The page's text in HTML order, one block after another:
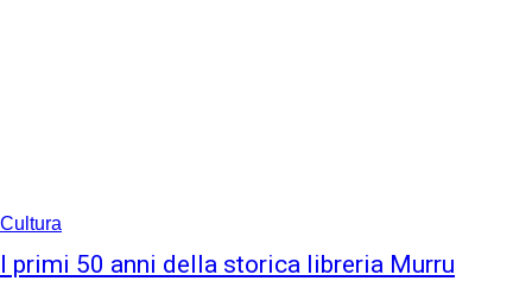
Cultura
I primi 50 anni della storica libreria Murru